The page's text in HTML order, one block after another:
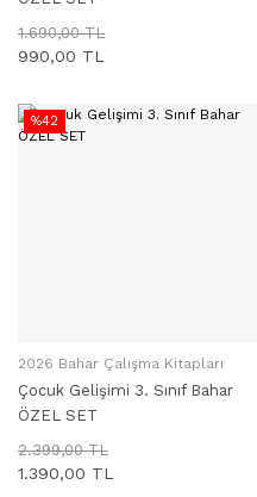
1.690,00 TL
990,00 TL
%42
SEPETE EKLE
2026 Bahar Çalışma Kitapları
Çocuk Gelişimi 3. Sınıf Bahar
ÖZEL SET
2.399,00 TL
1.390,00 TL